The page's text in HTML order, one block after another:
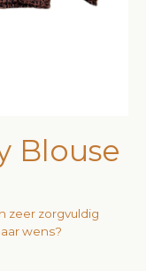
Blouse
zeer zorgvuldig
wens?